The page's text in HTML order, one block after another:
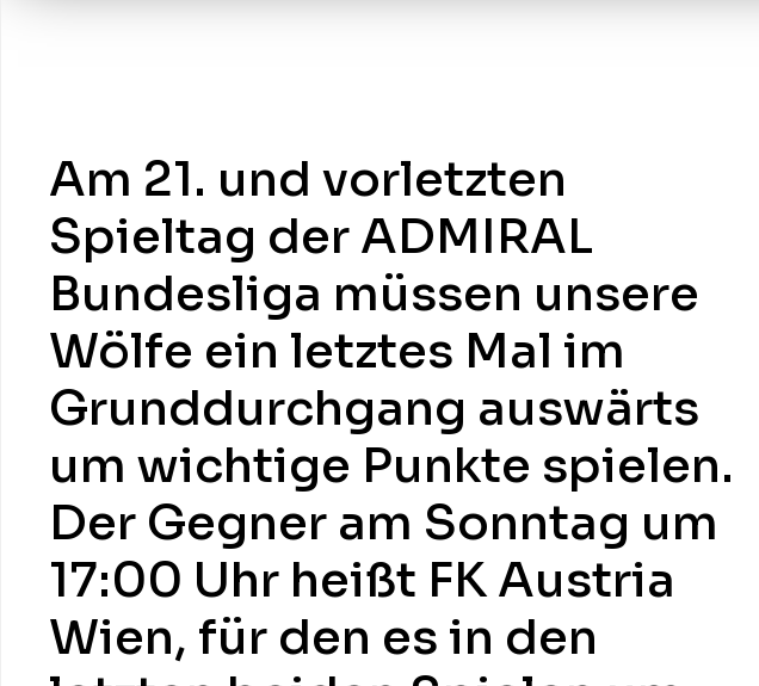
Am 21. und vorletzten
Spieltag der ADMIRAL
Bundesliga müssen unsere
Wölfe ein letztes Mal im
Grunddurchgang auswärts
um wichtige Punkte spielen.
Der Gegner am Sonntag um
17:00 Uhr heißt FK Austria
Wien, für den es in den